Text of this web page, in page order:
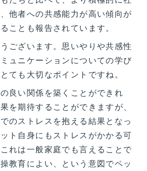
他者への共感能力が高い傾向が
ことも報告されています。
ございます。思いやりや共感性
ュニケーションについての学び
ても大切なポイントですね。
の良い関係を築くことができれ
を期待することができますが、
のストレスを抱える結果となっ
ト自身にもストレスがかかる可
れは一般家庭でも言えることで
教育によい、という意図でペッ